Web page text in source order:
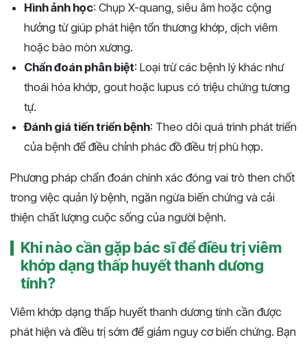
Hình ảnh học: Chụp X-quang, siêu âm hoặc cộng
hưởng từ giúp phát hiện tổn thương khớp, dịch viêm
hoặc bào mòn xương.
Chẩn đoán phân biệt: Loại trừ các bệnh lý khác như
thoái hóa khớp, gout hoặc lupus có triệu chứng tương
tự.
Đánh giá tiến triển bệnh: Theo dõi quá trình phát triển
của bệnh để điều chỉnh phác đồ điều trị phù hợp.
Phương pháp chẩn đoán chính xác đóng vai trò then chốt
trong việc quản lý bệnh, ngăn ngừa biến chứng và cải
thiện chất lượng cuộc sống của người bệnh.
Khi nào cần gặp bác sĩ để điều trị viêm
khớp dạng thấp huyết thanh dương
tính?
Viêm khớp dạng thấp huyết thanh dương tính cần được
phát hiện và điều trị sớm để giảm nguy cơ biến chứng. Bạn